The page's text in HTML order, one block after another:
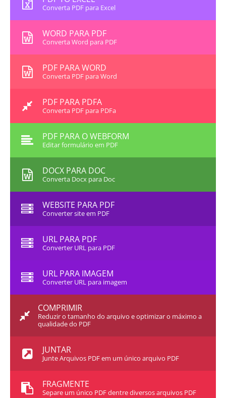
Converta PDF para Excel
WORD PARA PDF
Converta Word para PDF
PDF PARA WORD
Converta PDF para Word
PDF PARA PDFA
Converta PDF para PDFa
PDF PARA O WEBFORM
Editar formulário em PDF
DOCX PARA DOC
Converta Docx para Doc
WEBSITE PARA PDF
Converter site em PDF
URL PARA PDF
Converter URL para PDF
URL PARA IMAGEM
Converter URL para imagem
COMPRIMIR
Reduzir o tamanho do arquivo e optimizar o máximo a
qualidade do PDF
JUNTAR
Junte Arquivos PDF em um único arquivo PDF
FRAGMENTE
Separe um único PDF dentre diversos arquivos PDF